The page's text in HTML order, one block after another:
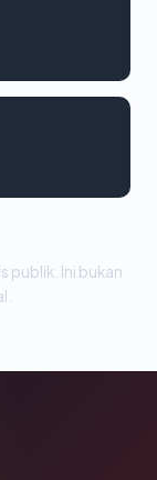
publik. Ini bukan